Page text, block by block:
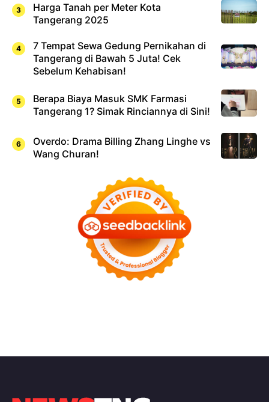
Harga Tanah per Meter Kota
Tangerang 2025
7 Tempat Sewa Gedung Pernikahan di
Tangerang di Bawah 5 Juta! Cek
Sebelum Kehabisan!
Berapa Biaya Masuk SMK Farmasi
Tangerang 1? Simak Rinciannya di Sini!
Overdo: Drama Billing Zhang Linghe vs
Wang Churan!